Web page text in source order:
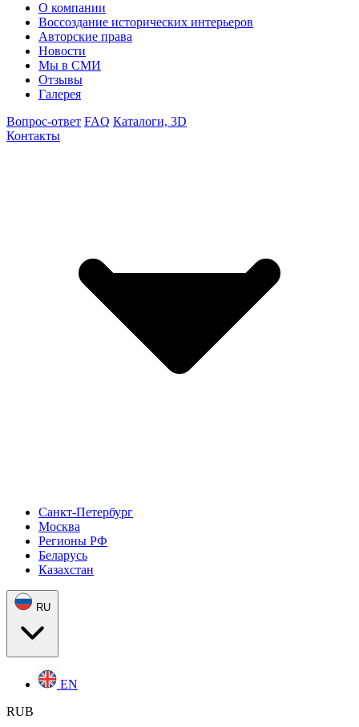
О компании
Воссоздание исторических интерьеров
Авторские права
Новости
Мы в СМИ
Отзывы
Галерея
Вопрос-ответ FAQ Каталоги, 3D
Контакты
Санкт-Петербург
Москва
Регионы РФ
Беларусь
Казахстан
RU
EN
RUB